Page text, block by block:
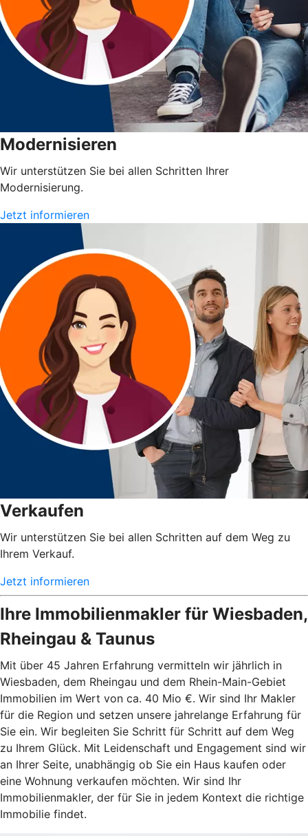
Modernisieren
Wir unterstützen Sie bei allen Schritten Ihrer
Modernisierung.
Jetzt informieren
Verkaufen
Wir unterstützen Sie bei allen Schritten auf dem Weg zu
Ihrem Verkauf.
Jetzt informieren
Ihre Immobilienmakler für Wiesbaden,
Rheingau & Taunus
Mit über 45 Jahren Erfahrung vermitteln wir jährlich in
Wiesbaden, dem Rheingau und dem Rhein-Main-Gebiet
Immobilien im Wert von ca. 40 Mio €. Wir sind Ihr Makler
für die Region und setzen unsere jahrelange Erfahrung für
Sie ein. Wir begleiten Sie Schritt für Schritt auf dem Weg
zu Ihrem Glück. Mit Leidenschaft und Engagement sind wir
an Ihrer Seite, unabhängig ob Sie ein Haus kaufen oder
eine Wohnung verkaufen möchten. Wir sind Ihr
Immobilienmakler, der für Sie in jedem Kontext die richtige
Immobilie findet.